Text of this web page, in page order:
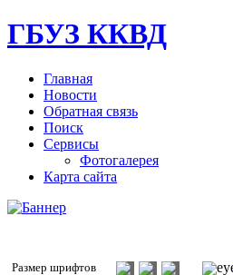
ГБУЗ ККВД
Главная
Новости
Обратная связь
Поиск
Сервисы
Фотогалерея
Карта сайта
Размер шрифтов